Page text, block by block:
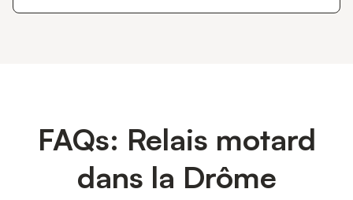
FAQs: Relais motard
dans la Drôme